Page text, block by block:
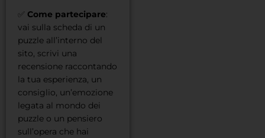
Come partecipare:
vai sulla scheda di un
puzzle all’interno del
sito, scrivi una
recensione raccontando
la tua esperienza, un
consiglio, un’emozione
legata al mondo dei
puzzle o un pensiero
sull’opera che hai